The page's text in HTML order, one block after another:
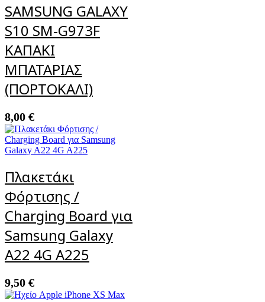
SAMSUNG GALAXY
S10 SM-G973F
ΚΑΠΑΚΙ
ΜΠΑΤΑΡΙΑΣ
(ΠΟΡΤΟΚΑΛΙ)
8,00 €
Πλακετάκι
Φόρτισης /
Charging Board για
Samsung Galaxy
A22 4G A225
9,50 €